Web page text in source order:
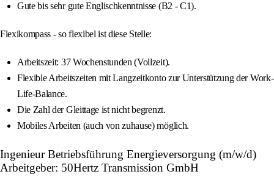
Gute bis sehr gute Englischkenntnisse (B2 - C1).
Flexikompass - so flexibel ist diese Stelle:
Arbeitszeit: 37 Wochenstunden (Vollzeit).
Flexible Arbeitszeiten mit Langzeitkonto zur Unterstützung der Work-
Life-Balance.
Die Zahl der Gleittage ist nicht begrenzt.
Mobiles Arbeiten (auch von zuhause) möglich.
Ingenieur Betriebsführung Energieversorgung (m/w/d)
Arbeitgeber: 50Hertz Transmission GmbH